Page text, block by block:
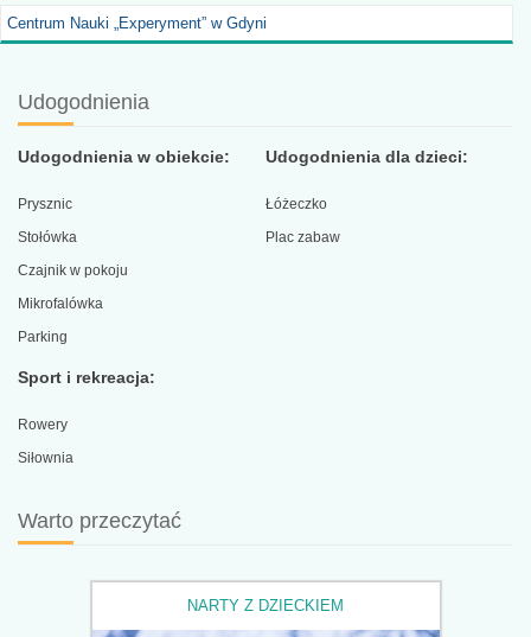
Centrum Nauki „Experyment” w Gdyni
Udogodnienia
Udogodnienia w obiekcie:
Prysznic
Stołówka
Czajnik w pokoju
Mikrofalówka
Parking
Udogodnienia dla dzieci:
Łóżeczko
Plac zabaw
Sport i rekreacja:
Rowery
Siłownia
Warto przeczytać
NARTY Z DZIECKIEM